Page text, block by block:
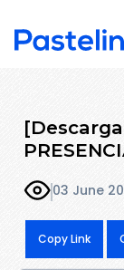
03 June
Copy Link